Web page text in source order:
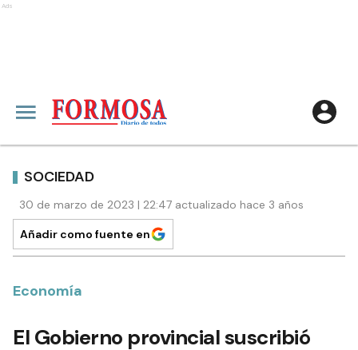
Ads
SOCIEDAD
30 de marzo de 2023 | 22:47 actualizado hace 3 años
Añadir como fuente en
Economía
El Gobierno provincial suscribió